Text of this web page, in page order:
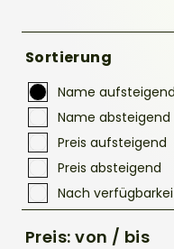
Sortierung
Name aufsteigend
Name absteigend
Preis aufsteigend
Preis absteigend
Nach
Preis: von / bis